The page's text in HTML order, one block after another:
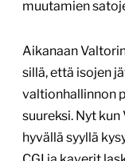
muutamien
Aikanaan
sillä, että isojen
valtionhallinnon
suureksi. Nyt
hyvällä syyllä